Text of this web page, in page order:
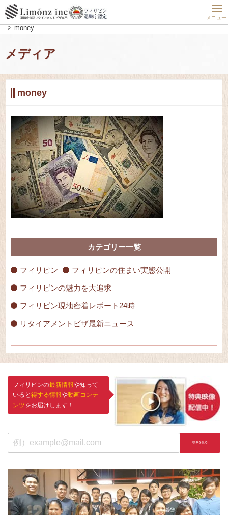
メニュー
ホーム フィリピン最新動向
フィリピン滞在を楽しむために！マニラのおすすめ両替所をご紹介
money
メディア
money
カテゴリー一覧
フィリピン フィリピンの住まい実態公開
フィリピンの魅力を大追求
フィリピン現地密着レポート24時
リタイアメントビザ最新ニュース
フィリピンの最新情報や知って
いると 得する情報や動画コンテ
ンツをお届けします！